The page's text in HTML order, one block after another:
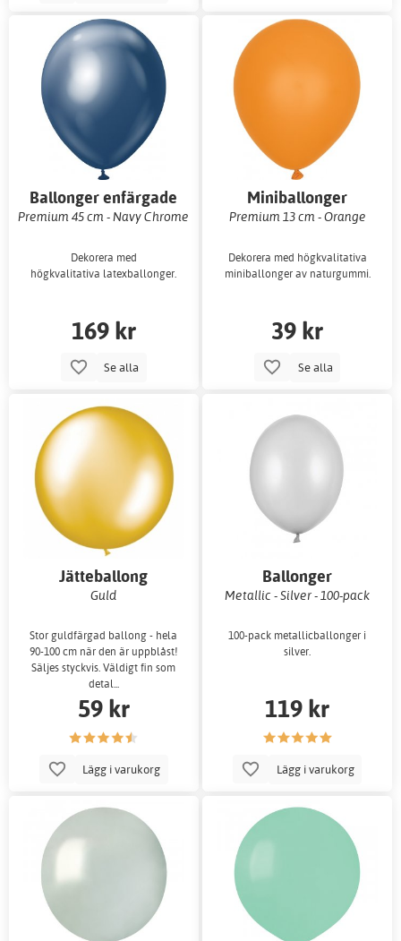
Ballonger enfärgade
Premium 45 cm - Navy Chrome
Dekorera med
högkvalitativa latexballonger.
169 kr
Se alla
Miniballonger
enfärgade
Premium 13 cm - Orange
Dekorera med högkvalitativa
miniballonger av naturgummi.
39 kr
Se alla
Jätteballong
Guld
Stor guldfärgad ballong - hela
90-100 cm när den är uppblåst!
Säljes styckvis. Väldigt fin som
detal...
59 kr
Lägg i varukorg
Ballonger
Metallic - Silver - 100-pack
100-pack metallicballonger i
silver.
119 kr
Lägg i varukorg